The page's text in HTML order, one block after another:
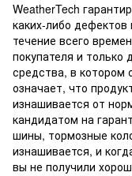
WeatherTech
каких-либо дефектов
течение всего
покупателя и только
средства, в котором
означает, что
изнашивается от
кандидатом на
шины, тормозные
изнашивается, и
вы не получили